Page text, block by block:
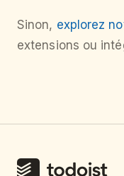
Sinon, explorez
extensions ou